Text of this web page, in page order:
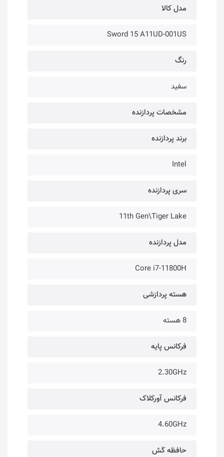
مدل کالا
Sword 15 A11UD-001US
رنگ
سفید
مشخصات پردازنده
برند پردازنده
Intel
سری پردازنده
11th Gen\Tiger Lake
مدل پردازنده
Core i7-11800H
هسته پردازشی
8 هسته
فرکانس پایه
2.30GHz
فرکانس آورکلاک
4.60GHz
حافظه کَش